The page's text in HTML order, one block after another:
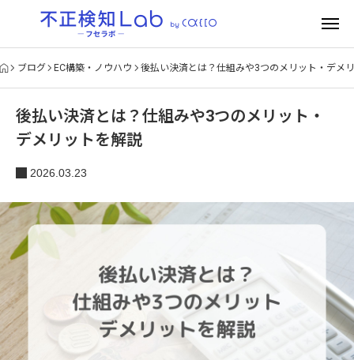
ブログ EC構築・ノウハウ 後払い決済とは？仕組みや3つのメリット・デメ
後払い決済とは？仕組みや3つのメリット・
デメリットを解説
2026.03.23